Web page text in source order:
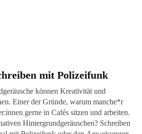
mit Polizeifunk
können Kreativität und
Einer der Gründe, warum manche*r
gerne in Cafés sitzen und arbeiten.
Hintergrundgeräuschen? Schreiben